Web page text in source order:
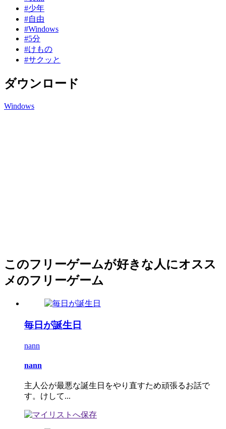
#少年
#自由
#Windows
#5分
#けもの
#サクッと
ダウンロード
Windows
このフリーゲームが好きな人にオスス
メのフリーゲーム
毎日が誕生日
nann
nann
主人公が最悪な誕生日をやり直すため頑張るお話で
す。けして...